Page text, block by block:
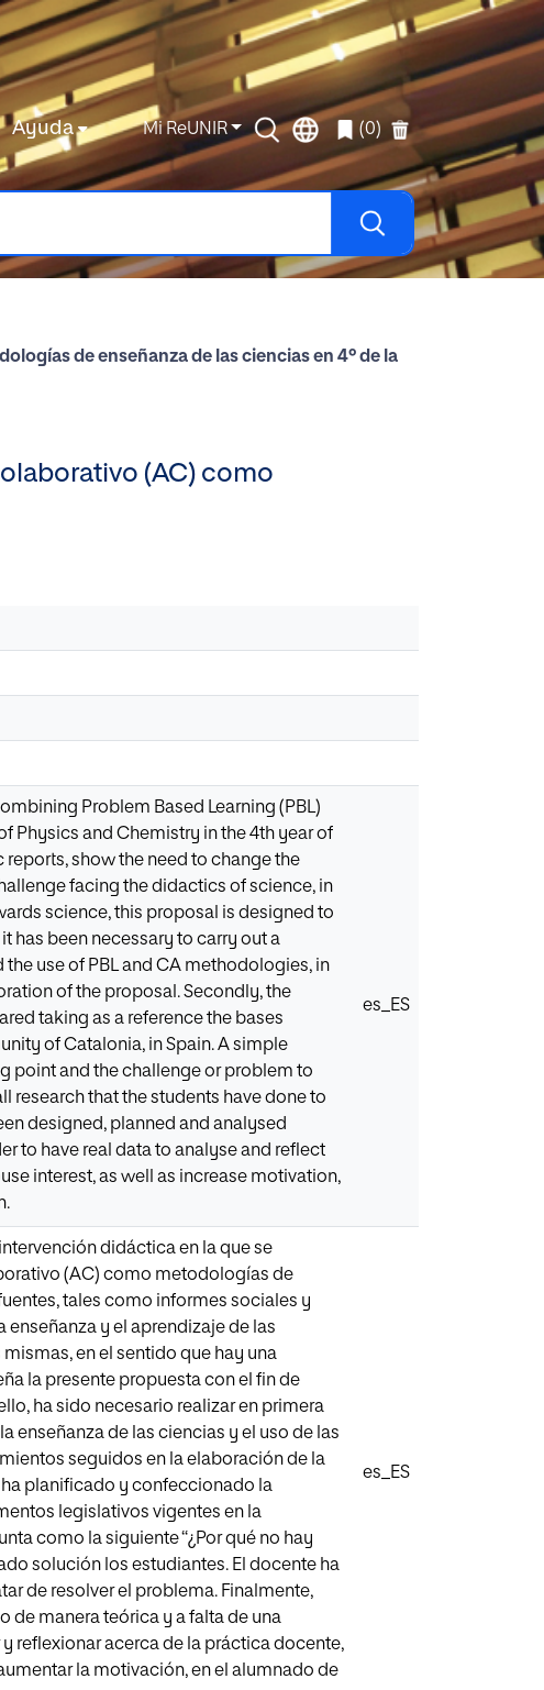
Ayuda Mi ReUNIR (0)
de enseñanza de las ciencias en 4º de la
(AC) como
Problem Based Learning (PBL)
Physics and Chemistry in the 4th year of
show the need to change the
facing the didactics of science, in
science, this proposal is designed to
has been necessary to carry out a
use of PBL and CA methodologies, in
of the proposal. Secondly, the
taking as a reference the bases
of Catalonia, in Spain. A simple
point and the challenge or problem to
research that the students have done to
designed, planned and analysed
to have real data to analyse and reflect
interest, as well as increase motivation,
es_ES
didáctica en la que se
(AC) como metodologías de
tales como informes sociales y
y el aprendizaje de las
en el sentido que hay una
la presente propuesta con el fin de
ha sido necesario realizar en primera
enseñanza de las ciencias y el uso de las
seguidos en la elaboración de la
ha planificado y confeccionado la
legislativos vigentes en la
como la siguiente “¿Por qué no hay
solución los estudiantes. El docente ha
de resolver el problema. Finalmente,
de manera teórica y a falta de una
reflexionar acerca de la práctica docente,
la motivación, en el alumnado de
es_ES